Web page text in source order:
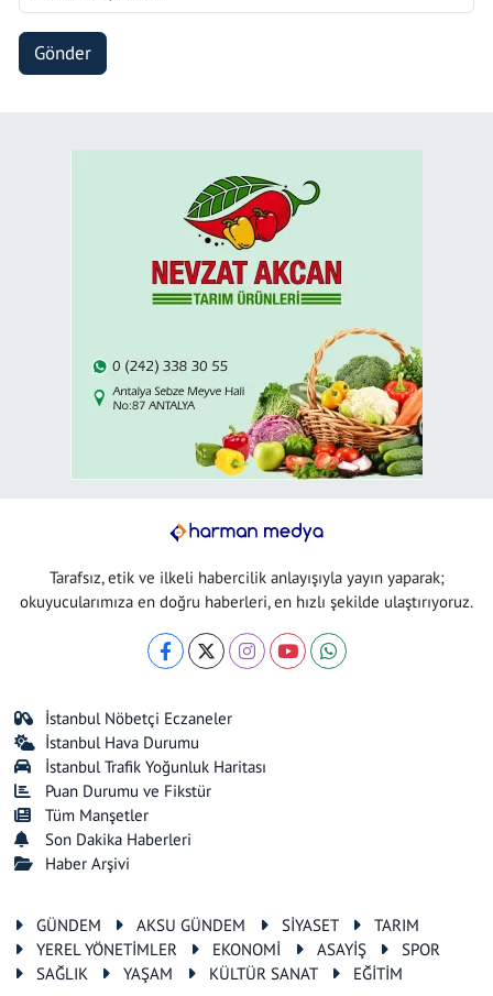
Gönder
Tarafsız, etik ve ilkeli habercilik anlayışıyla yayın yaparak;
okuyucularımıza en doğru haberleri, en hızlı şekilde ulaştırıyoruz.
İstanbul Nöbetçi Eczaneler
İstanbul Hava Durumu
İstanbul Trafik Yoğunluk Haritası
Puan Durumu ve Fikstür
Tüm Manşetler
Son Dakika Haberleri
Haber Arşivi
GÜNDEM AKSU GÜNDEM SİYASET
TARIM
YEREL YÖNETİMLER
EKONOMİ ASAYİŞ
SPOR
SAĞLIK
YAŞAM KÜLTÜR SANAT EĞİTİM